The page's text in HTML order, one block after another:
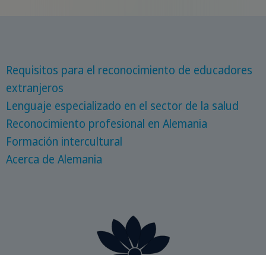
Requisitos para el reconocimiento de educadores
extranjeros
Lenguaje especializado en el sector de la salud
Reconocimiento profesional en Alemania
Formación intercultural
Acerca de Alemania